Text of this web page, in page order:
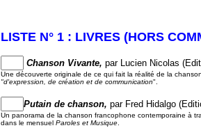
LISTE N° 1 : LIVRES (HORS
Chanson Vivante, par Lucien Nicolas
Une découverte originale de ce qui fait la réalité de la
"d'expression, de création et de communication".
Putain de chanson, par Fred Hidalgo
Un panorama de la chanson francophone contemporaine à
dans le mensuel Paroles et Musique